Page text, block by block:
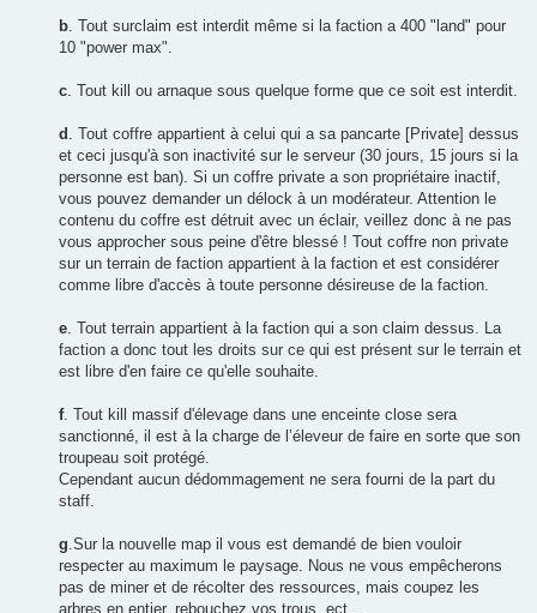
b . Tout surclaim est interdit même si la faction a 400 "land" pour
10 "power max".
c . Tout kill ou arnaque sous quelque forme que ce soit est interdit.
d
. Tout coffre appartient à celui qui a sa pancarte [Private] dessus
et ceci jusqu'à son inactivité sur le serveur (30 jours, 15 jours si la
personne est ban). Si un coffre private a son propriétaire inactif,
vous pouvez demander un délock à un modérateur. Attention le
contenu du coffre est détruit avec un éclair, veillez donc à ne pas
vous approcher sous peine d'être blessé ! Tout coffre non private
sur un terrain de faction appartient à la faction et est considérer
comme libre d'accès à toute personne désireuse de la faction.
e . Tout terrain appartient à la faction qui a son claim dessus. La
faction a donc tout les droits sur ce qui est présent sur le terrain et
est libre d'en faire ce qu'elle souhaite.
f. Tout kill massif d'élevage dans une enceinte close sera
sanctionné, il est à la charge de l’éleveur de faire en sorte que son
troupeau soit protégé.
Cependant aucun dédommagement ne sera fourni de la part du
staff.
g .Sur la nouvelle map il vous est demandé de bien vouloir
respecter au maximum le paysage. Nous ne vous empêcherons
pas de miner et de récolter des ressources, mais coupez les
arbres en entier, rebouchez vos trous, ect ...